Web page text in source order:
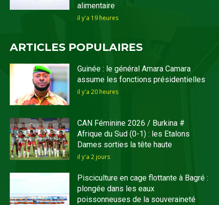
alimentaire
il y'a 19 heures
ARTICLES POPULAIRES
Guinée : le général Amara Camara
assume les fonctions présidentielles
il y'a 20 heures
CAN Féminine 2026 / Burkina #
Afrique du Sud (0-1) : les Etalons
Dames sorties la tête haute
il y'a 2 jours
Pisciculture en cage flottante à Bagré :
plongée dans les eaux
poissonneuses de la souveraineté